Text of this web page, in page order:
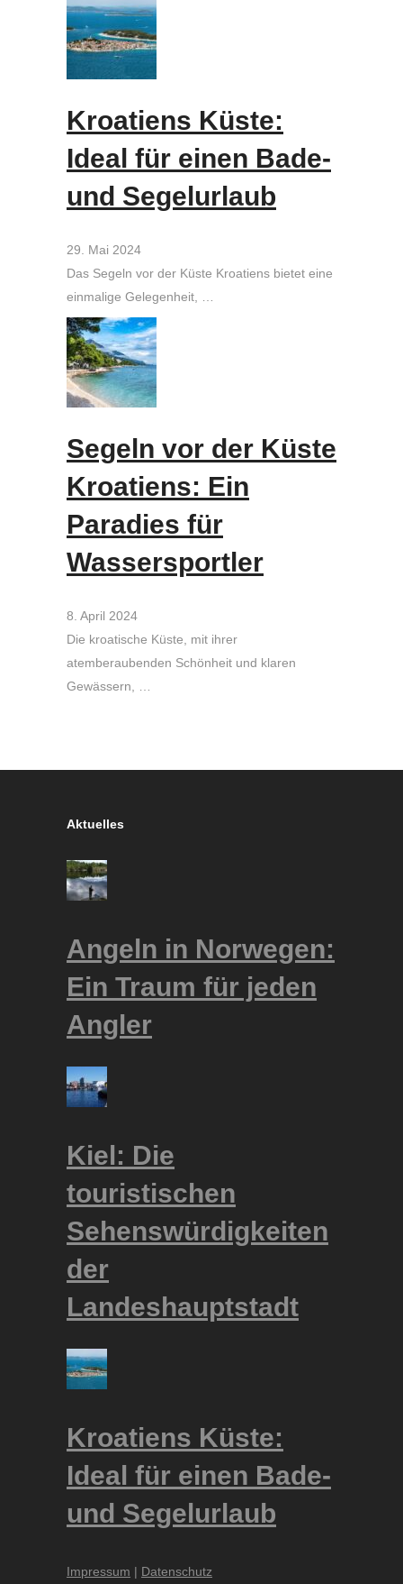
Kroatiens Küste:
Ideal für einen Bade-
und Segelurlaub
29. Mai 2024
Das Segeln vor der Küste Kroatiens bietet eine
einmalige Gelegenheit, …
Segeln vor der Küste
Kroatiens: Ein
Paradies für
Wassersportler
8. April 2024
Die kroatische Küste, mit ihrer
atemberaubenden Schönheit und klaren
Gewässern, …
Aktuelles
Angeln in Norwegen:
Ein Traum für jeden
Angler
Kiel: Die
touristischen
Sehenswürdigkeiten
der
Landeshauptstadt
Kroatiens Küste:
Ideal für einen Bade-
und Segelurlaub
Impressum | Datenschutz